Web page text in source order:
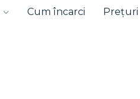
Cum încarci Prețuri